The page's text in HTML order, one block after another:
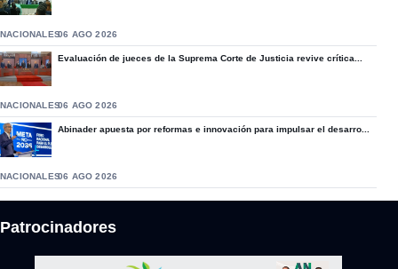
NACIONALES06 AGO 2026
Evaluación de jueces de la Suprema Corte de Justicia revive crítica...
NACIONALES06 AGO 2026
Abinader apuesta por reformas e innovación para impulsar el desarro...
NACIONALES06 AGO 2026
Patrocinadores